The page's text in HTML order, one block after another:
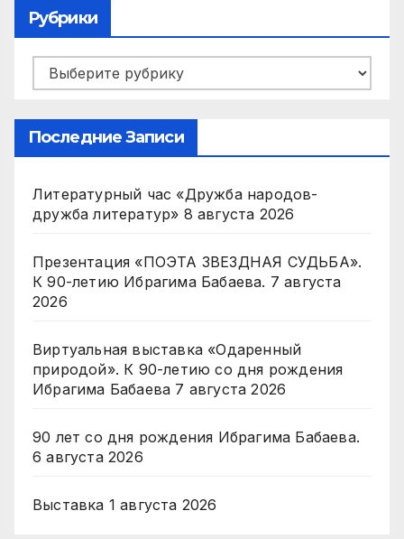
Рубрики
Рубрики
Последние Записи
Литературный час «Дружба народов-
дружба литератур» 8 августа 2026
Презентация «ПОЭТА ЗВЕЗДНАЯ СУДЬБА».
К 90-летию Ибрагима Бабаева. 7 августа
2026
Виртуальная выставка «Одаренный
природой». К 90-летию со дня рождения
Ибрагима Бабаева 7 августа 2026
90 лет со дня рождения Ибрагима Бабаева.
6 августа 2026
Выставка 1 августа 2026